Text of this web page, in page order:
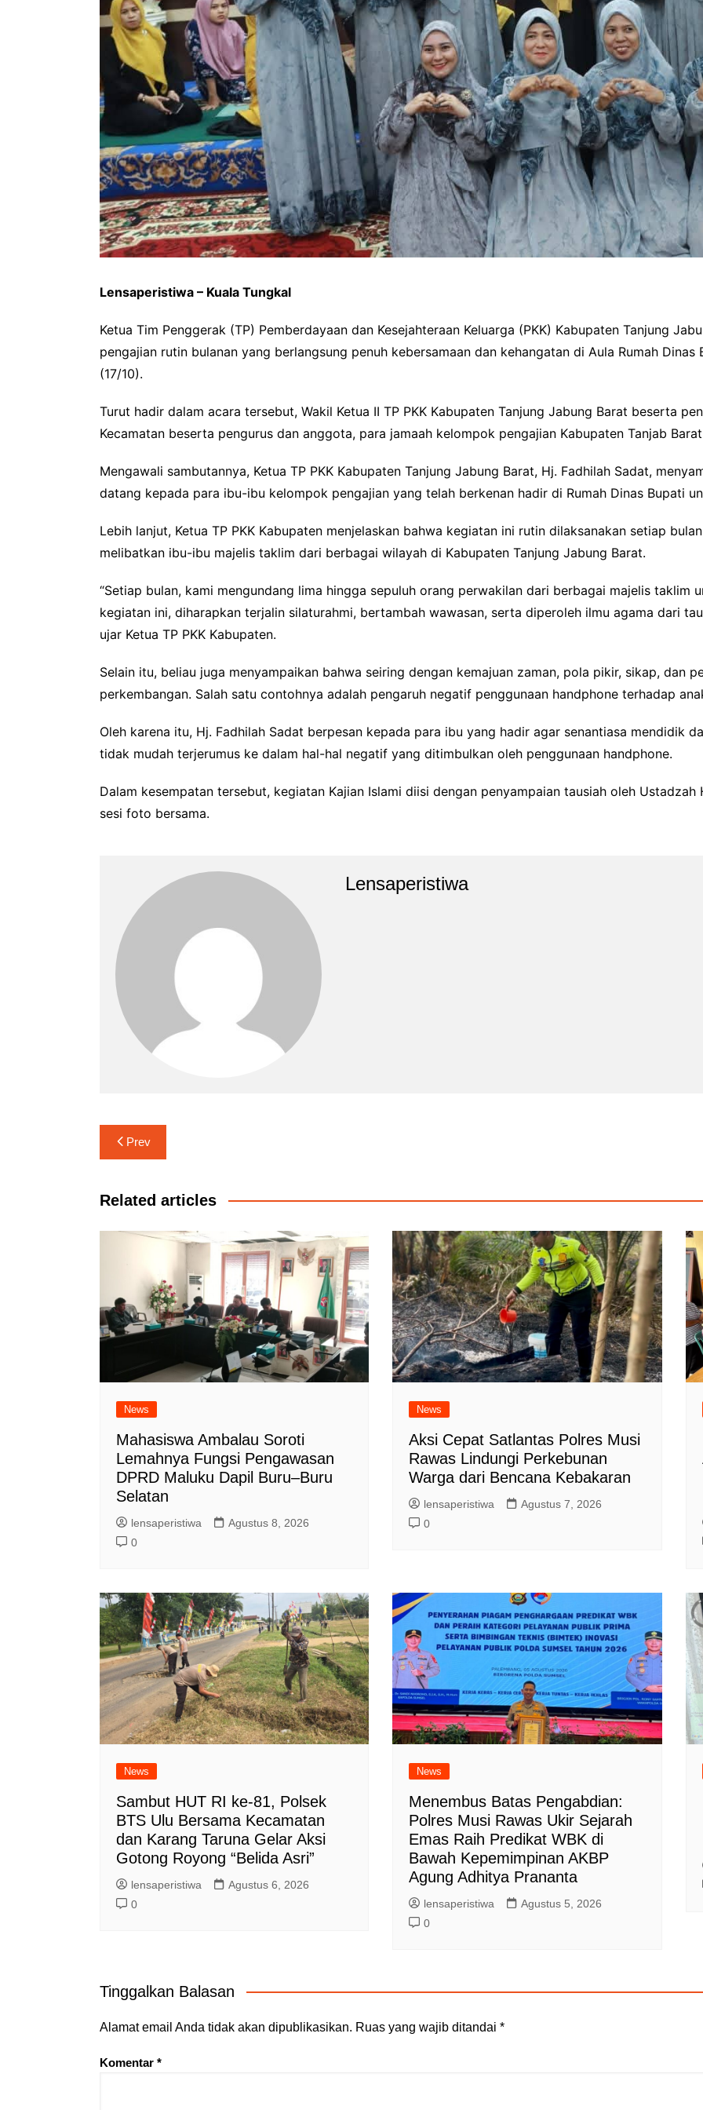
Lensaperistiwa – Kuala Tungkal
Ketua Tim Penggerak (TP) Pemberdayaan dan Kesejahteraan Keluarga (PKK) Kabupaten Tanjung
pengajian rutin bulanan yang berlangsung penuh kebersamaan dan kehangatan di Aula Rumah
(17/10).
Turut hadir dalam acara tersebut, Wakil Ketua II TP PKK Kabupaten Tanjung Jabung Barat beserta
Kecamatan beserta pengurus dan anggota, para jamaah kelompok pengajian Kabupaten Tanjab
Mengawali sambutannya, Ketua TP PKK Kabupaten Tanjung Jabung Barat, Hj. Fadhilah Sadat,
datang kepada para ibu-ibu kelompok pengajian yang telah berkenan hadir di Rumah Dinas Bupati
Lebih lanjut, Ketua TP PKK Kabupaten menjelaskan bahwa kegiatan ini rutin dilaksanakan setiap
melibatkan ibu-ibu majelis taklim dari berbagai wilayah di Kabupaten Tanjung Jabung Barat.
“Setiap bulan, kami mengundang lima hingga sepuluh orang perwakilan dari berbagai majelis taklim
kegiatan ini, diharapkan terjalin silaturahmi, bertambah wawasan, serta diperoleh ilmu agama dari
ujar Ketua TP PKK Kabupaten.
Selain itu, beliau juga menyampaikan bahwa seiring dengan kemajuan zaman, pola pikir, sikap, dan
perkembangan. Salah satu contohnya adalah pengaruh negatif penggunaan handphone terhadap
Oleh karena itu, Hj. Fadhilah Sadat berpesan kepada para ibu yang hadir agar senantiasa mendidik
tidak mudah terjerumus ke dalam hal-hal negatif yang ditimbulkan oleh penggunaan handphone.
Dalam kesempatan tersebut, kegiatan Kajian Islami diisi dengan penyampaian tausiah oleh
sesi foto bersama.
Lensaperistiwa
Navigasi
pos
Prev
Related articles
News
Mahasiswa Ambalau Soroti
Lemahnya Fungsi Pengawasan
DPRD Maluku Dapil Buru–Buru
Selatan
lensaperistiwa
Agustus 8, 2026
0
News
Aksi Cepat Satlantas Polres Musi
Rawas Lindungi Perkebunan
Warga dari Bencana Kebakaran
lensaperistiwa
Agustus 7, 2026
0
News
Sambut HUT RI ke-81, Polsek
BTS Ulu Bersama Kecamatan
dan Karang Taruna Gelar Aksi
Gotong Royong “Belida Asri”
lensaperistiwa
Agustus 6, 2026
0
News
Menembus Batas Pengabdian:
Polres Musi Rawas Ukir Sejarah
Emas Raih Predikat WBK di
Bawah Kepemimpinan AKBP
Agung Adhitya Prananta
lensaperistiwa
Agustus 5, 2026
0
Tinggalkan Balasan
Alamat email Anda tidak akan dipublikasikan. Ruas yang wajib ditandai *
Komentar *